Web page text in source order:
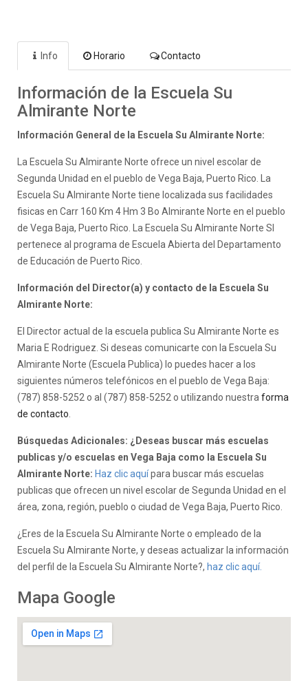
Info Horario Contacto
Información de la Escuela Su
Almirante Norte
Información General de la Escuela Su Almirante Norte:
La Escuela Su Almirante Norte ofrece un nivel escolar de
Segunda Unidad en el pueblo de Vega Baja, Puerto Rico. La
Escuela Su Almirante Norte tiene localizada sus facilidades
fisicas en Carr 160 Km 4 Hm 3 Bo Almirante Norte en el pueblo
de Vega Baja, Puerto Rico. La Escuela Su Almirante Norte SI
pertenece al programa de Escuela Abierta del Departamento
de Educación de Puerto Rico.
Información del Director(a) y contacto de la Escuela Su
Almirante Norte:
El Director actual de la escuela publica Su Almirante Norte es
Maria E Rodriguez. Si deseas comunicarte con la Escuela Su
Almirante Norte (Escuela Publica) lo puedes hacer a los
siguientes números telefónicos en el pueblo de Vega Baja:
(787) 858-5252 o al (787) 858-5252 o utilizando nuestra forma
de contacto
Búsquedas Adicionales: ¿Deseas buscar más escuelas
publicas y/o escuelas en Vega Baja como la Escuela Su
Almirante Norte: Haz clic aquípara buscar más escuelas
publicas que ofrecen un nivel escolar de Segunda Unidad en el
área, zona, región, pueblo o ciudad de Vega Baja, Puerto Rico.
¿Eres de la Escuela Su Almirante Norte o empleado de la
Escuela Su Almirante Norte, y deseas actualizar la información
del perfil de la Escuela Su Almirante Norte?, haz clic aquí.
Mapa Google